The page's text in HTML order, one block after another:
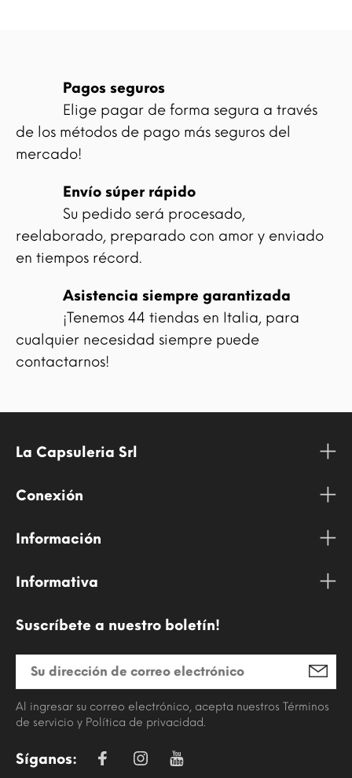
Pagos seguros
Elige pagar de forma segura a través
de los métodos de pago más seguros del
mercado!
Envío súper rápido
Su pedido será procesado,
reelaborado, preparado con amor y enviado
en tiempos récord.
Asistencia siempre garantizada
¡Tenemos 44 tiendas en Italia, para
cualquier necesidad siempre puede
contactarnos!
La Capsuleria Srl
Conexión
Información
Informativa
Suscríbete a nuestro boletín!
Al ingresar su correo electrónico, acepta nuestros Términos
de servicio y Política de privacidad.
Síganos: